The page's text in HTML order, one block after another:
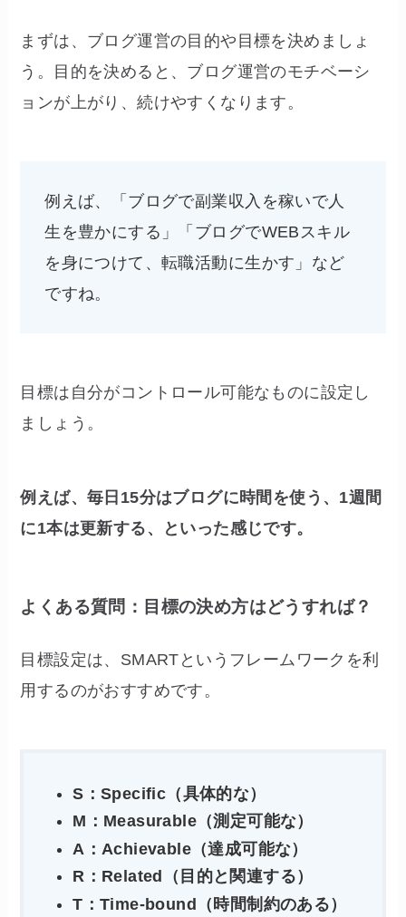
まずは、ブログ運営の目的や目標を決めましょ
う。目的を決めると、ブログ運営のモチベーシ
ョンが上がり、続けやすくなります。
例えば、「ブログで副業収入を稼いで人
生を豊かにする」「ブログでWEBスキル
を身につけて、転職活動に生かす」など
ですね。
目標は自分がコントロール可能なものに設定し
ましょう。
例えば、毎日15分はブログに時間を使う、1週間
に1本は更新する、といった感じです。
よくある質問：目標の決め方はどうすれば？
目標設定は、SMARTというフレームワークを利
用するのがおすすめです。
S：Specific（具体的な）
M：Measurable（測定可能な）
A：Achievable（達成可能な）
R：Related（目的と関連する）
T：Time-bound（時間制約のある）